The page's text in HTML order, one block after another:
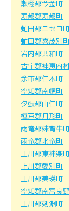
瀬棚郡今金町
寿都郡寿都町
虻田郡ニセコ町
虻田郡喜茂別町
岩内郡共和町
古宇郡神恵内村
余市郡仁木町
空知郡南幌町
夕張郡由仁町
樺戸郡月形町
雨竜郡妹背牛町
雨竜郡北竜町
上川郡東神楽町
上川郡愛別町
上川郡美瑛町
空知郡南富良
上川郡剣淵町